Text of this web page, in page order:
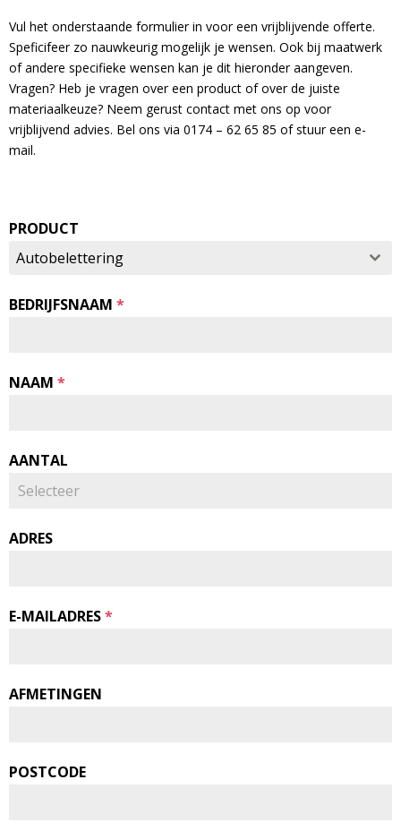
Vul het onderstaande formulier in voor een vrijblijvende offerte.
Speficifeer zo nauwkeurig mogelijk je wensen. Ook bij maatwerk
of andere specifieke wensen kan je dit hieronder aangeven.
Vragen? Heb je vragen over een product of over de juiste
materiaalkeuze? Neem gerust contact met ons op voor
vrijblijvend advies. Bel ons via 0174 – 62 65 85 of stuur een e-
mail.
PRODUCT
Autobelettering
BEDRIJFSNAAM *
NAAM *
AANTAL
ADRES
E-MAILADRES*
AFMETINGEN
POSTCODE